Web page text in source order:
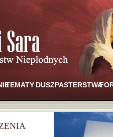
TEMATY DUSZPASTERSTWA